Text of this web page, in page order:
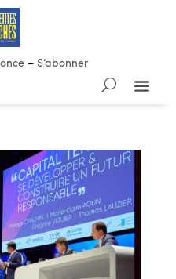
– S’abonner